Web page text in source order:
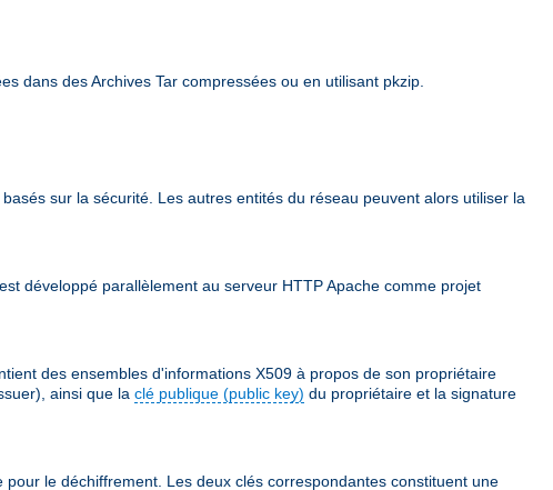
dans des Archives Tar compressées ou en utilisant pkzip.
sur la sécurité. Les autres entités du réseau peuvent alors utiliser la
développé parallèlement au serveur HTTP Apache comme projet
des ensembles d'informations X509 à propos de son propriétaire
ainsi que la clé publique (public key) du propriétaire et la signature
le déchiffrement. Les deux clés correspondantes constituent une